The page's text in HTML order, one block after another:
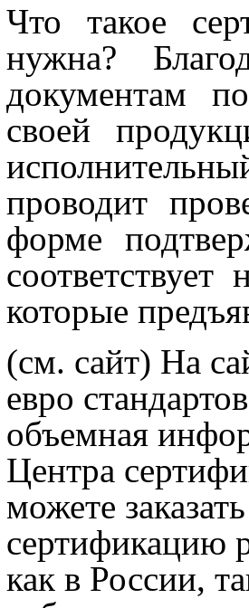
Что такое
нужна?
документам
своей
проводит
форме
которые
(см. сайт) На
евро
объемная
Центра
можете
сертификацию
как в России,